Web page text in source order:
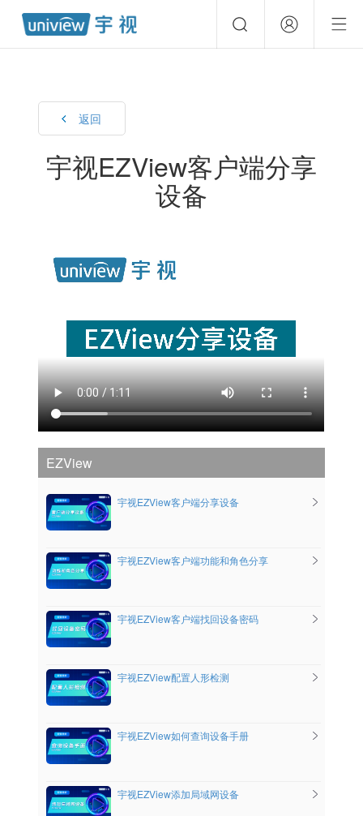
返回
宇视EZView客户端分享
设备
EZView
宇视EZView客户端分享设备
宇视EZView客户端功能和角色分享
宇视EZView客户端找回设备密码
宇视EZView配置人形检测
宇视EZView如何查询设备手册
宇视EZView添加局域网设备